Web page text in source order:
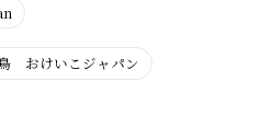
おけいこジャパン